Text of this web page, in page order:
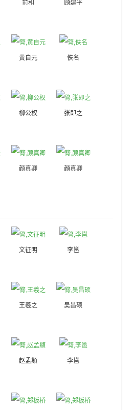
俞和 顾建平
黄自元 佚名
柳公权 张即之
颜真卿 颜真卿
文征明 李邕
王羲之 吴昌硕
赵孟頫 李邕